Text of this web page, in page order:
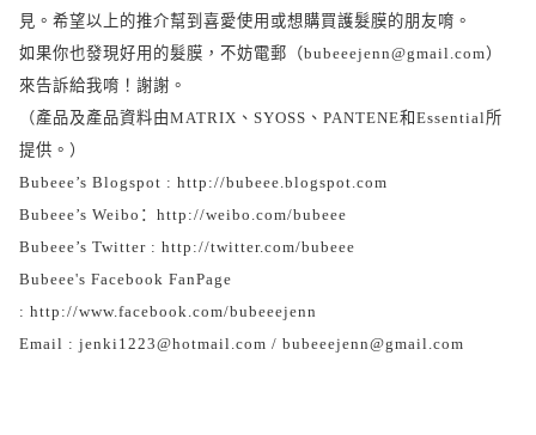
見。希望以上的推介幫到喜愛使用或想購買護髮膜的朋友唷。
如果你也發現好用的髮膜，不妨電郵（bubeeejenn@gmail.com）
來告訴給我唷！謝謝。
（產品及產品資料由MATRIX 、 SYOSS 、 PANTENE和 Essential所
提供。）
Bubeee’s Blogspot : http://bubeee.blogspot.com
Bubeee’s Weibo ： http://weibo.com/bubeee
Bubeee’s Twitter : http://twitter.com/bubeee
Bubeee's Facebook FanPage
: http://www.facebook.com/bubeeejenn
Email : jenki1223@hotmail.com / bubeeejenn@gmail.com